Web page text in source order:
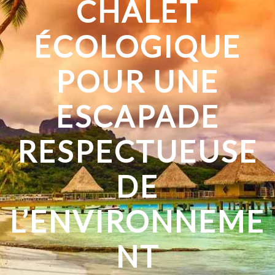
CHALET
ÉCOLOGIQUE
POUR UNE
ESCAPADE
RESPECTUEUSE
DE
L’ENVIRONNEME
NT